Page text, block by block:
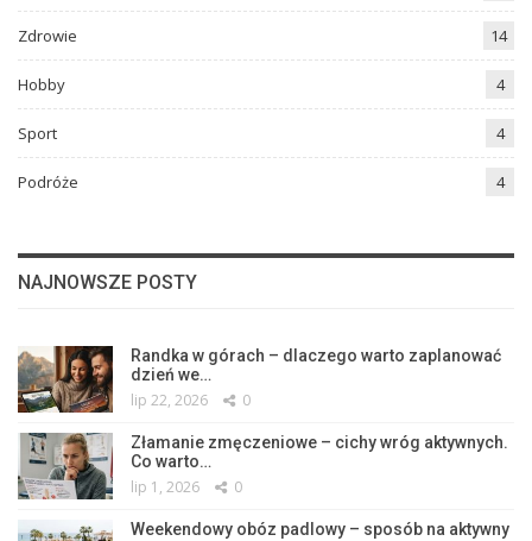
Zdrowie 14
Hobby 4
Sport 4
Podróże 4
NAJNOWSZE POSTY
Randka w górach – dlaczego warto zaplanować
dzień we…
lip 22, 2026 0
Złamanie zmęczeniowe – cichy wróg aktywnych.
Co warto…
lip 1, 2026 0
Weekendowy obóz padlowy – sposób na aktywny